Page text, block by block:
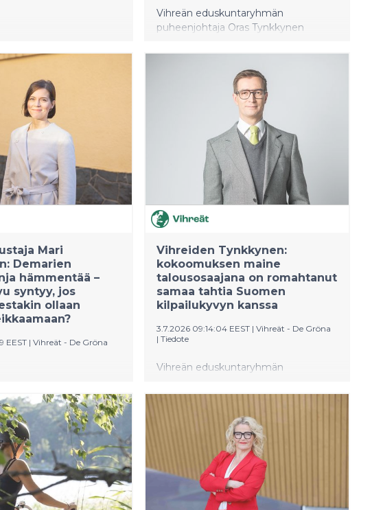
Vihreän eduskuntaryhmän
puheenjohtaja Oras Tynkkynen
määräämät uudet tullit. Hän
peräänkuuluttaa Euroopalta
yhtenäistä ja määrätietoista linjaa.
Mari
Demarien
hämmentää –
syntyy, jos
ollaan
EEST | Vihreät - De Gröna
SDP:n talouslinjaa
SDP:n
ja puolueen
sekä puheenjohtaja
oikeaksi kädeksi
Räsänen totesi
3.7.2026), ettei sulje
koulutusta.
Vihreiden Tynkkynen:
kokoomuksen maine
talousosaajana on romahtanut
samaa tahtia Suomen
kilpailukyvyn kanssa
3.7.2026 09:14:04 EEST | Vihreät - De Gröna
| Tiedote
Vihreän eduskuntaryhmän
huolissaan Suomen kilpailukyvyn
romahduksesta kansainvälisessä
vertailussa. Vaikka maailman tilanne
vaikuttaa tulokseen, vastuun kantaa
Tynkkysen mukaan lopulta vallassa
oleva hallitus.